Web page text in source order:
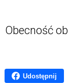
Obecność
Udostępnij